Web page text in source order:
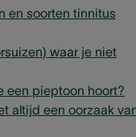
en soorten tinnitus
waar je niet
een pieptoon hoort?
altijd een oorzaak